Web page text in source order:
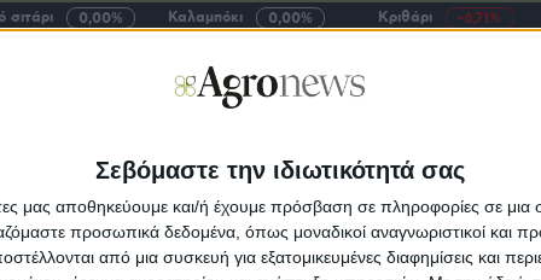
Σεβόμαστε την ιδιωτικότητά σας
μας αποθηκεύουμε και/ή έχουμε πρόσβαση σε πληροφορίες σε
προσωπικά δεδομένα, όπως μοναδικοί αναγνωριστικοί και
από μια συσκευή για εξατομικευμένες διαφημίσεις και
σιτάρι 0,00% Καλαμπόκι 0,00% Κριθάρι -6,71%
Ειδήσεις
65 λεπτά τα Νόβα στην Αργολίδα,
τοίχο στα 42 λεπτά οι Ναβελίνες